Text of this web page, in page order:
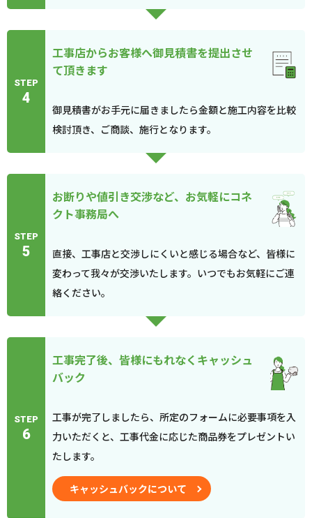
STEP
4
工事店からお客様へ御見積書を提出させ
て頂きます
御見積書がお手元に届きましたら金額と施工内容を比較
検討頂き、ご商談、施行となります。
STEP
5
お断りや値引き交渉など、お気軽にコネ
クト事務局へ
直接、工事店と交渉しにくいと感じる場合など、皆様に
変わって我々が交渉いたします。いつでもお気軽にご連
絡ください。
STEP
6
工事完了後、皆様にもれなくキャッシュ
バック
工事が完了しましたら、所定のフォームに必要事項を入
力いただくと、工事代金に応じた商品券をプレゼントい
たします。
キャッシュバックについて